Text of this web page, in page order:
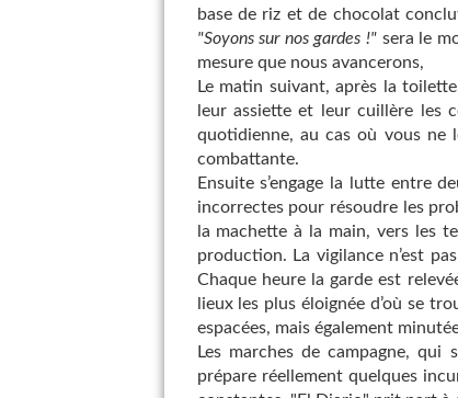
base de riz et de chocolat
"Soyons sur nos gardes !" sera le
mesure que nous avancerons,
Le matin suivant, après la
leur assiette et leur cuillère les
quotidienne, au cas où vous ne
combattante.
Ensuite s’engage la lutte entre
incorrectes pour résoudre les
la machette à la main, vers les
production. La vigilance n’est
Chaque heure la garde est
lieux les plus éloignée d’où se
espacées, mais également
Les marches de campagne,
prépare réellement quelques